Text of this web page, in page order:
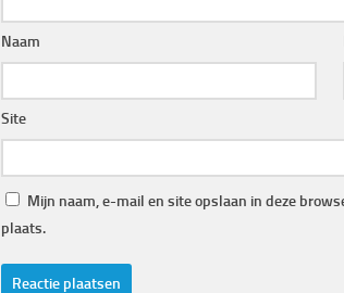
Naam
Site
Mijn naam, e-mail en site opslaan in deze
plaats.